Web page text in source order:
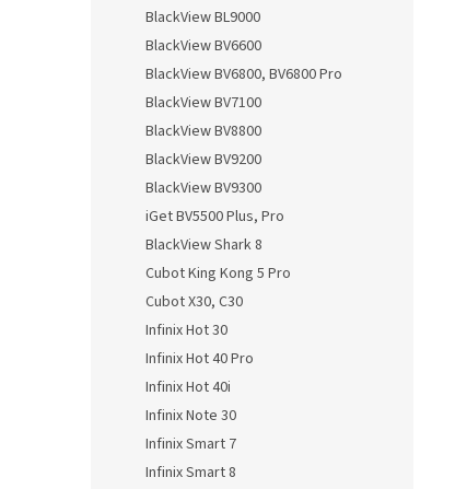
BlackView BL9000
BlackView BV6600
BlackView BV6800, BV6800 Pro
BlackView BV7100
BlackView BV8800
BlackView BV9200
BlackView BV9300
iGet BV5500 Plus, Pro
BlackView Shark 8
Cubot King Kong 5 Pro
Cubot X30, C30
Infinix Hot 30
Infinix Hot 40 Pro
Infinix Hot 40i
Infinix Note 30
Infinix Smart 7
Infinix Smart 8